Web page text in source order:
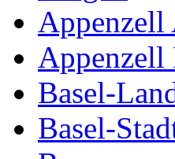
Appenzell
Appenzell
Basel-
Basel-